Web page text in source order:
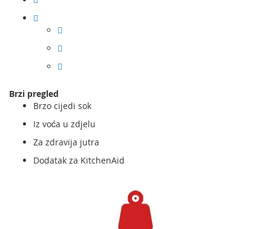
Brzi pregled
Brzo cijedi sok
Iz voća u zdjelu
Za zdravija jutra
Dodatak za KitchenAid